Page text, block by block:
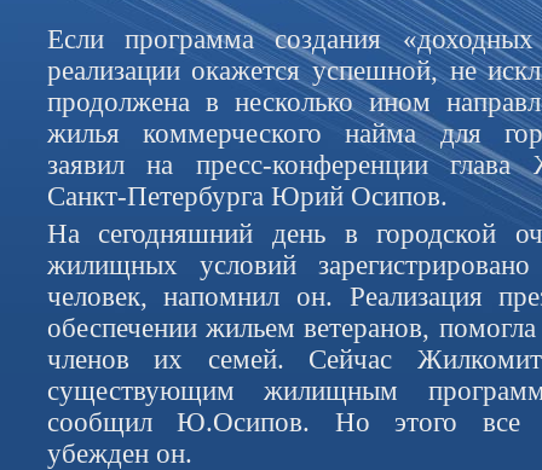
Если программа создания
реализации окажется успешной, не
продолжена в несколько ином
жилья коммерческого найма для
заявил на пресс-конференции глава
Санкт-Петербурга Юрий Осипов.
На сегодняшний день в городской
жилищных условий
человек, напомнил он. Реализация
обеспечении жильем ветеранов,
членов их семей. Сейчас
существующим жилищным
сообщил Ю.Осипов. Но этого все
убежден он.